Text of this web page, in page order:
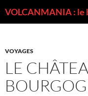
VOYAGES
LE